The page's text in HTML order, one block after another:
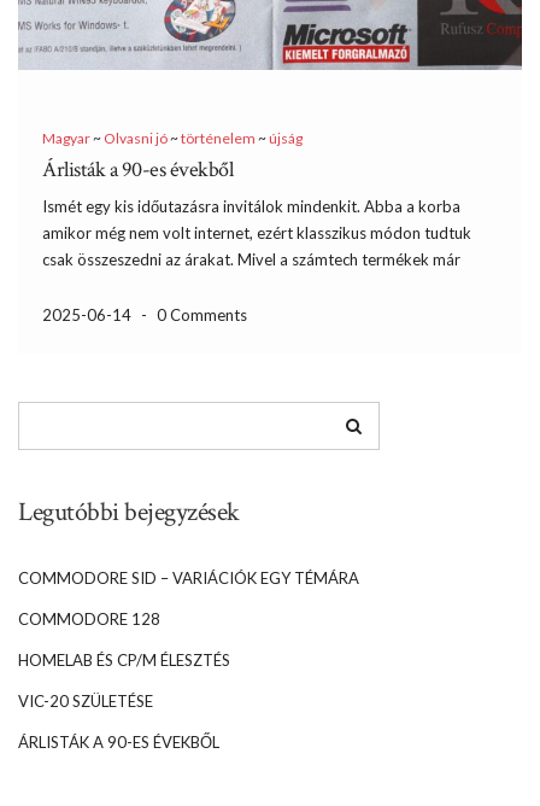
Magyar~ Olvasni jó~történelem ~újság
Árlisták a 90-es évekből
Ismét egy kis időutazásra invitálok mindenkit. Abba a korba
amikor még nem volt internet, ezért klasszikus módon tudtuk
csak összeszedni az árakat. Mivel a számtech termékek már
ezért a normál újságok nem voltak mérvadóak. A […]
2025-06-14 - 0 Comments
Legutóbbi bejegyzések
COMMODORE SID – VARIÁCIÓK EGY TÉMÁRA
COMMODORE 128
HOMELAB ÉS CP/M ÉLESZTÉS
VIC-20 SZÜLETÉSE
ÁRLISTÁK A 90-ES ÉVEKBŐL